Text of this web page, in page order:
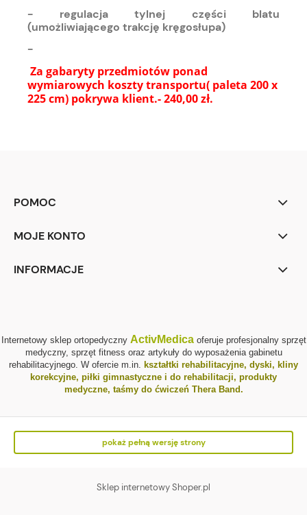
- regulacja tylnej części blatu
(umożliwiającego trakcję kręgosłupa)
-
Za gabaryty przedmiotów ponad
wymiarowych koszty transportu( paleta 200 x
225 cm) pokrywa klient.- 240,00 zł.
POMOC
MOJE KONTO
INFORMACJE
Internetowy sklep ortopedyczny ActivMedicaoferuje profesjonalny sprzęt
medyczny, sprzęt fitness oraz artykuły do wyposażenia gabinetu
rehabilitacyjnego. W ofercie m.in. kształtki rehabilitacyjne, dyski, kliny
korekcyjne, piłki gimnastyczne i do rehabilitacji, produkty
medyczne, taśmy do ćwiczeń Thera Band.
pokaż pełną wersję strony
Sklep internetowy Shoper.pl